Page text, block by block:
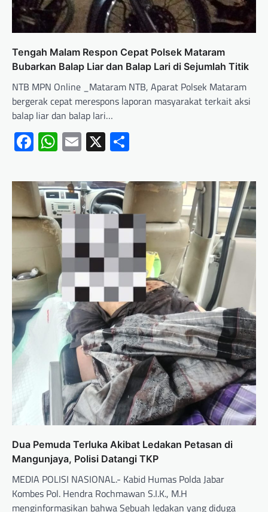
Tengah Malam Respon Cepat Polsek Mataram
Bubarkan Balap Liar dan Balap Lari di Sejumlah Titik
NTB MPN Online _Mataram NTB, Aparat Polsek Mataram
bergerak cepat merespons laporan masyarakat terkait aksi
balap liar dan balap lari…
Facebook
WhatsApp
Email
X
Dua Pemuda Terluka Akibat Ledakan Petasan di
Mangunjaya, Polisi Datangi TKP
MEDIA POLISI NASIONAL.- Kabid Humas Polda Jabar
Kombes Pol. Hendra Rochmawan S.I.K., M.H
menginformasikan bahwa Sebuah ledakan yang diduga